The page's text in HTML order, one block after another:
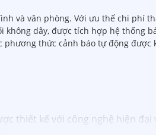
và văn phòng. Với ưu thế chi phí
dây, được tích hợp hệ thống
thức cảnh báo tự động được
thiết kế với công nghệ hiện đại